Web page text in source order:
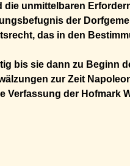
unmittelbaren
der
das in den
bis sie dann zu Beginn
zur Zeit
Verfassung der Hofmark